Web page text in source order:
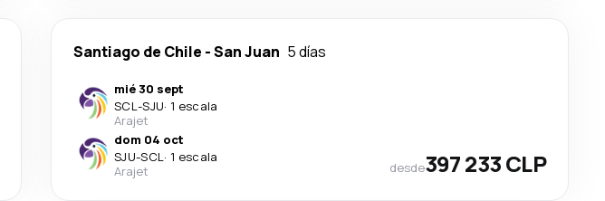
Santiago de Chile -San Juan 5 días
mié 30 sept
SCL-SJU· 1 escala
Arajet
dom 04 oct
SJU-SCL· 1 escala
Arajet
desde397 233 CLP